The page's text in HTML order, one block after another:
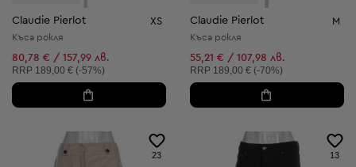
Claudie Pierlot XS
Къса рокля
80,78 € / 157,99 лв.
Препоръчителна цена:
RRP 189,00 € (-57%)
Claudie Pierlot M
Къса рокля
55,21 € / 107,98 лв.
Препоръчителна цена:
RRP 189,00 € (-70%)
23 13